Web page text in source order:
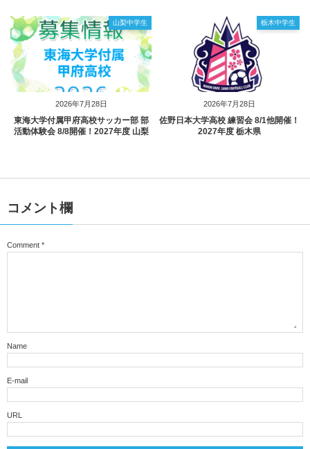
2026年7月28日
山梨中学生
東海大学付属甲府高校サッカー部 部
活動体験会 8/8開催！2027年度 山梨
2026年7月28日
栃木中学生
佐野日本大学高校 練習会 8/1他開催！
2027年度 栃木県
コメント欄
Comment *
Name
E-mail
URL